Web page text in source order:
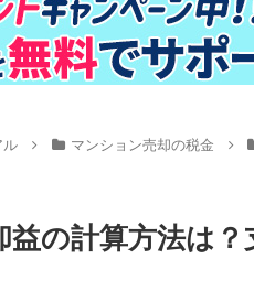
ル マンション売却の税金
の計算方法は